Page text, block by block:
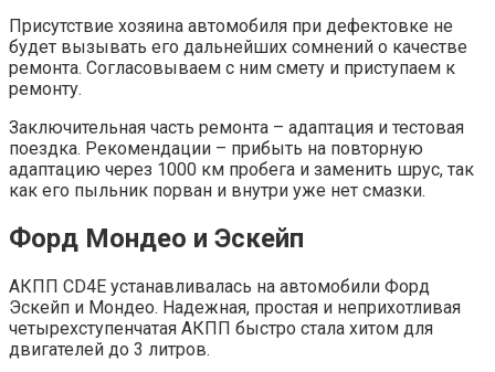
Присутствие хозяина автомобиля при дефектовке не
будет вызывать его дальнейших сомнений о качестве
ремонта. Согласовываем с ним смету и приступаем к
ремонту.
Заключительная часть ремонта – адаптация и тестовая
поездка. Рекомендации – прибыть на повторную
адаптацию через 1000 км пробега и заменить шрус, так
как его пыльник порван и внутри уже нет смазки.
Форд Мондео и Эскейп
АКПП CD4E устанавливалась на автомобили Форд
Эскейп и Мондео. Надежная, простая и неприхотливая
четырехступенчатая АКПП быстро стала хитом для
двигателей до 3 литров.